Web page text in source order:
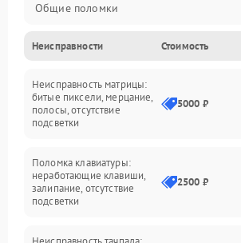
Общие поломки
Устройства
Программные ошибки
Электрические и системные сбои
Интерфейсные проблемы
Батарея
Неисправности Стоимость
Неисправность матрицы:
битые пиксели, мерцание,
полосы, отсутствие
подсветки
5000 ₽
Поломка клавиатуры:
неработающие клавиши,
залипание, отсутствие
подсветки
2500 ₽